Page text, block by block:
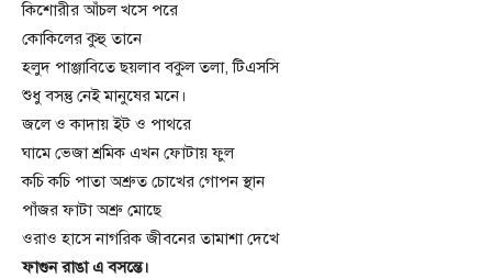
কিশোরীর আঁচল খসে পরে
কোকিলের কুহু তানে
হলুদ পাঞ্জাবিতে ছয়লাব বকুল তলা, টিএসসি
শুধু বসন্তু নেই মানুষের মনে।
জলে ও কাদায় ইট ও পাথরে
ঘামে ভেজা শ্রমিক এখন ফোটায় ফুল
কচি কচি পাতা অশ্রুত চোখের গোপন স্থান
পাঁজর ফাটা অশ্রু মোছে
ওরাও হাসে নাগরিক জীবনের তামাশা দেখে
ফাগুন রাঙা এ বসন্তে।